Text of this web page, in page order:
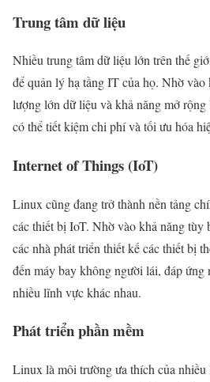
Trung tâm dữ liệu
Nhiều trung tâm dữ liệu lớn trên thế
để quản lý hạ tầng IT của họ. Nhờ
lượng lớn dữ liệu và khả năng mở
có thể tiết kiệm chi phí và tối ưu hóa
Internet of Things (IoT)
Linux cũng đang trở thành nền tảng
các thiết bị IoT. Nhờ vào khả năng tùy
các nhà phát triển thiết kế các thiết bị
đến máy bay không người lái, đáp ứng
nhiều lĩnh vực khác nhau.
Phát triển phần mềm
Linux là môi trường ưa thích của